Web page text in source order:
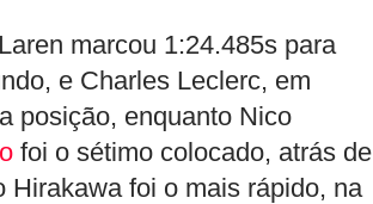
marcou 1:24.485s para
e Charles Leclerc, em
posição, enquanto Nico
foi o sétimo colocado, atrás de
foi o mais rápido, na